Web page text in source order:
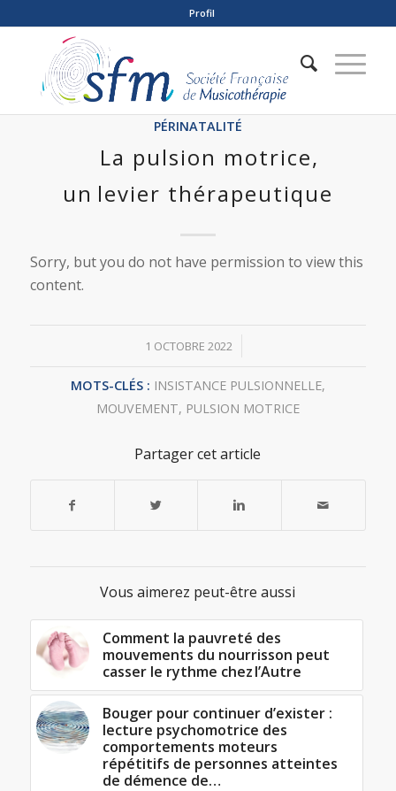
Profil
PÉRINATALITÉ
La pulsion motrice,
un levier thérapeutique
Sorry, but you do not have permission to view this
content.
1 OCTOBRE 2022
/
MOTS-CLÉS : INSISTANCE PULSIONNELLE,
MOUVEMENT, PULSION MOTRICE
Partager cet article
Vous aimerez peut-être aussi
Comment la pauvreté des
mouvements du nourrisson peut
casser le rythme chez l’Autre
Bouger pour continuer d’exister :
lecture psychomotrice des
comportements moteurs
répétitifs de personnes atteintes
de démence de…